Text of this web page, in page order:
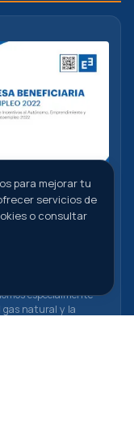
Europea con
2014-2020,
a la pandemia de
energético de
especialmente
gas natural y la
para mejorar tu
servicios de
o consultar